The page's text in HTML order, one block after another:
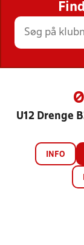
U12 Drenge
INFO